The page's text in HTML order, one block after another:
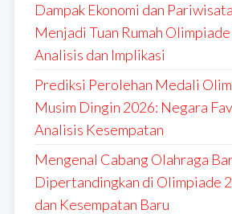
Dampak Ekonomi dan
Menjadi Tuan Rumah
Analisis dan Implikasi
Prediksi Perolehan Medali
Musim Dingin 2026: Negara
Analisis Kesempatan
Mengenal Cabang Olahraga
Dipertandingkan di Olimpiade
dan Kesempatan Baru